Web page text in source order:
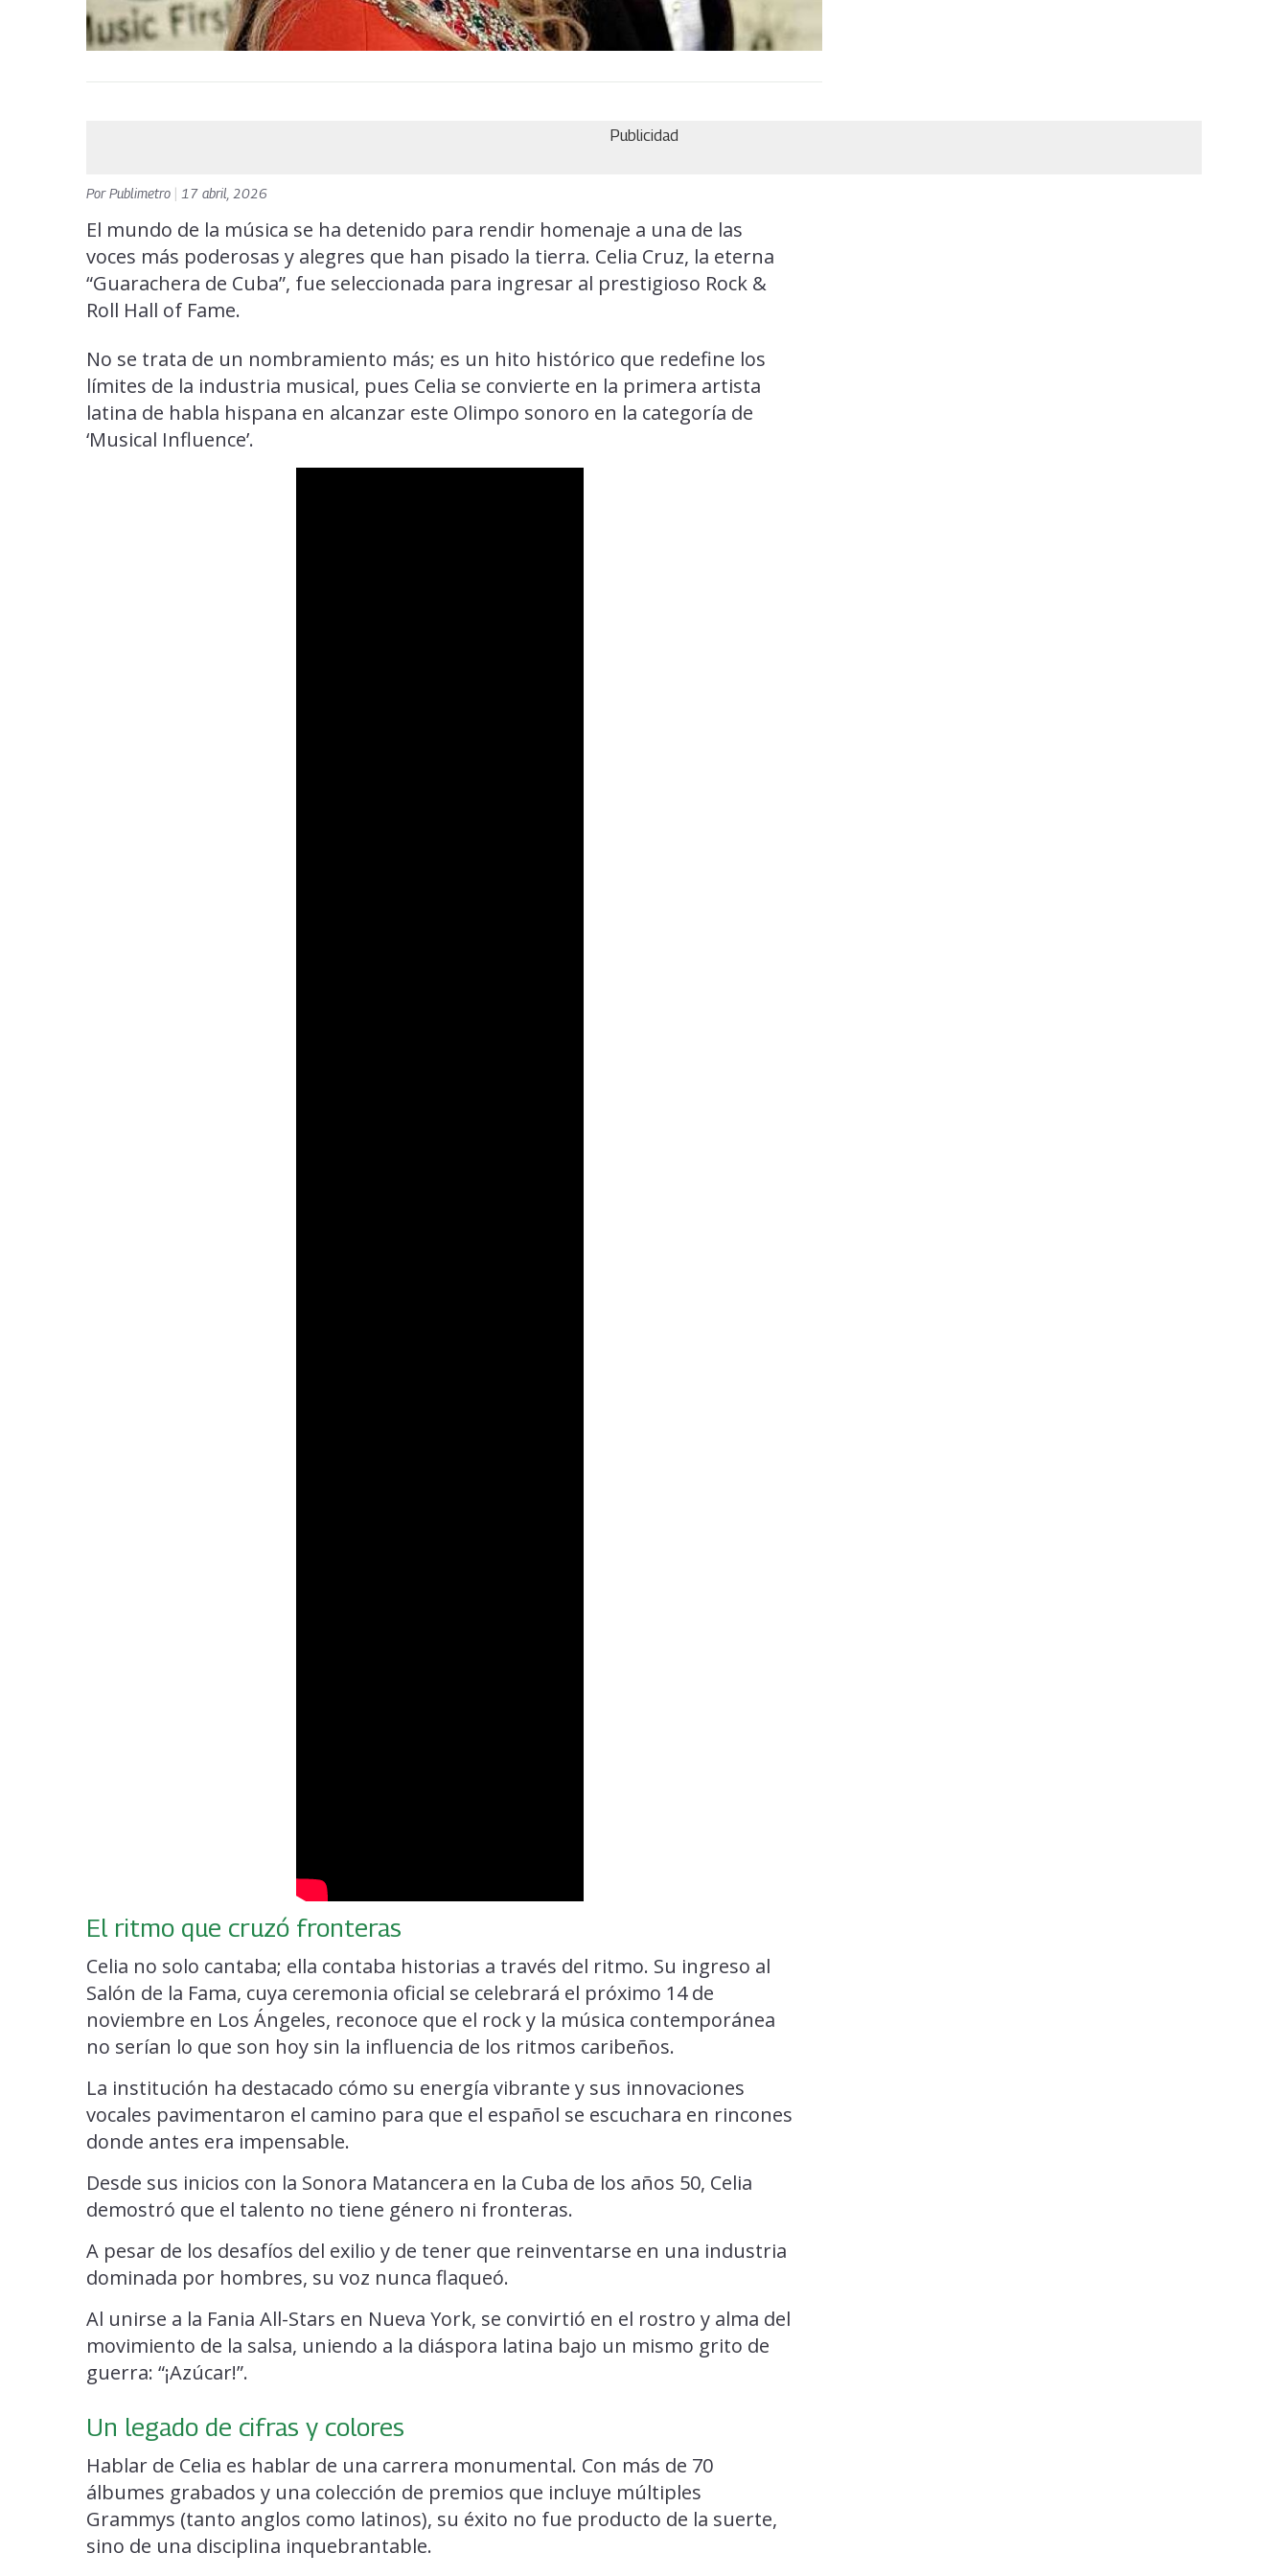
Publicidad
PorPublimetro 17 abril, 2026
El mundo de la música se ha detenido para rendir homenaje a una de las
voces más poderosas y alegres que han pisado la tierra. Celia Cruz, la eterna
“Guarachera de Cuba”, fue seleccionada para ingresar al prestigioso Rock &
Roll Hall of Fame.
No se trata de un nombramiento más; es un hito histórico que redefine los
límites de la industria musical, pues Celia se convierte en la primera artista
latina de habla hispana en alcanzar este Olimpo sonoro en la categoría de
‘Musical Influence’.
El ritmo que cruzó fronteras
Celia no solo cantaba; ella contaba historias a través del ritmo. Su ingreso al
Salón de la Fama, cuya ceremonia oficial se celebrará el próximo 14 de
noviembre en Los Ángeles, reconoce que el rock y la música contemporánea
no serían lo que son hoy sin la influencia de los ritmos caribeños.
La institución ha destacado cómo su energía vibrante y sus innovaciones
vocales pavimentaron el camino para que el español se escuchara en rincones
donde antes era impensable.
Desde sus inicios con la Sonora Matancera en la Cuba de los años 50, Celia
demostró que el talento no tiene género ni fronteras.
A pesar de los desafíos del exilio y de tener que reinventarse en una industria
dominada por hombres, su voz nunca flaqueó.
Al unirse a la Fania All-Stars en Nueva York, se convirtió en el rostro y alma del
movimiento de la salsa, uniendo a la diáspora latina bajo un mismo grito de
guerra: “¡Azúcar!”.
Un legado de cifras y colores
Hablar de Celia es hablar de una carrera monumental. Con más de 70
álbumes grabados y una colección de premios que incluye múltiples
Grammys (tanto anglos como latinos), su éxito no fue producto de la suerte,
sino de una disciplina inquebrantable.